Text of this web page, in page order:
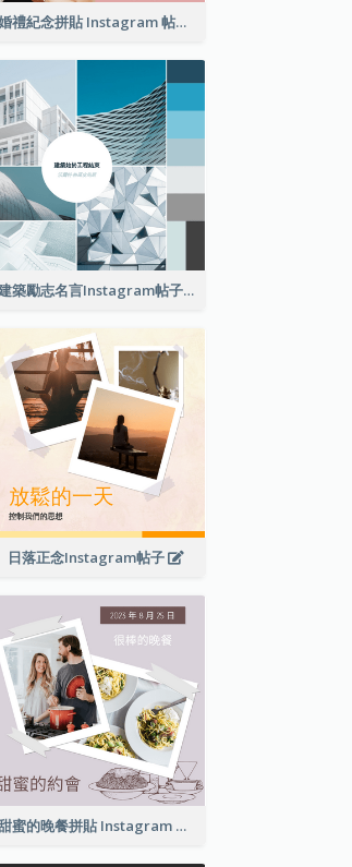
婚禮紀念拼貼 Instagram 帖子
建築勵志名言Instagram帖子
日落正念Instagram帖子
甜蜜的晚餐拼貼 Instagram 帖子